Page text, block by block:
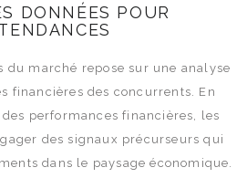
DONNÉES POUR
du marché repose sur une analyse
financières des concurrents. En
performances financières, les
des signaux précurseurs qui
dans le paysage économique.